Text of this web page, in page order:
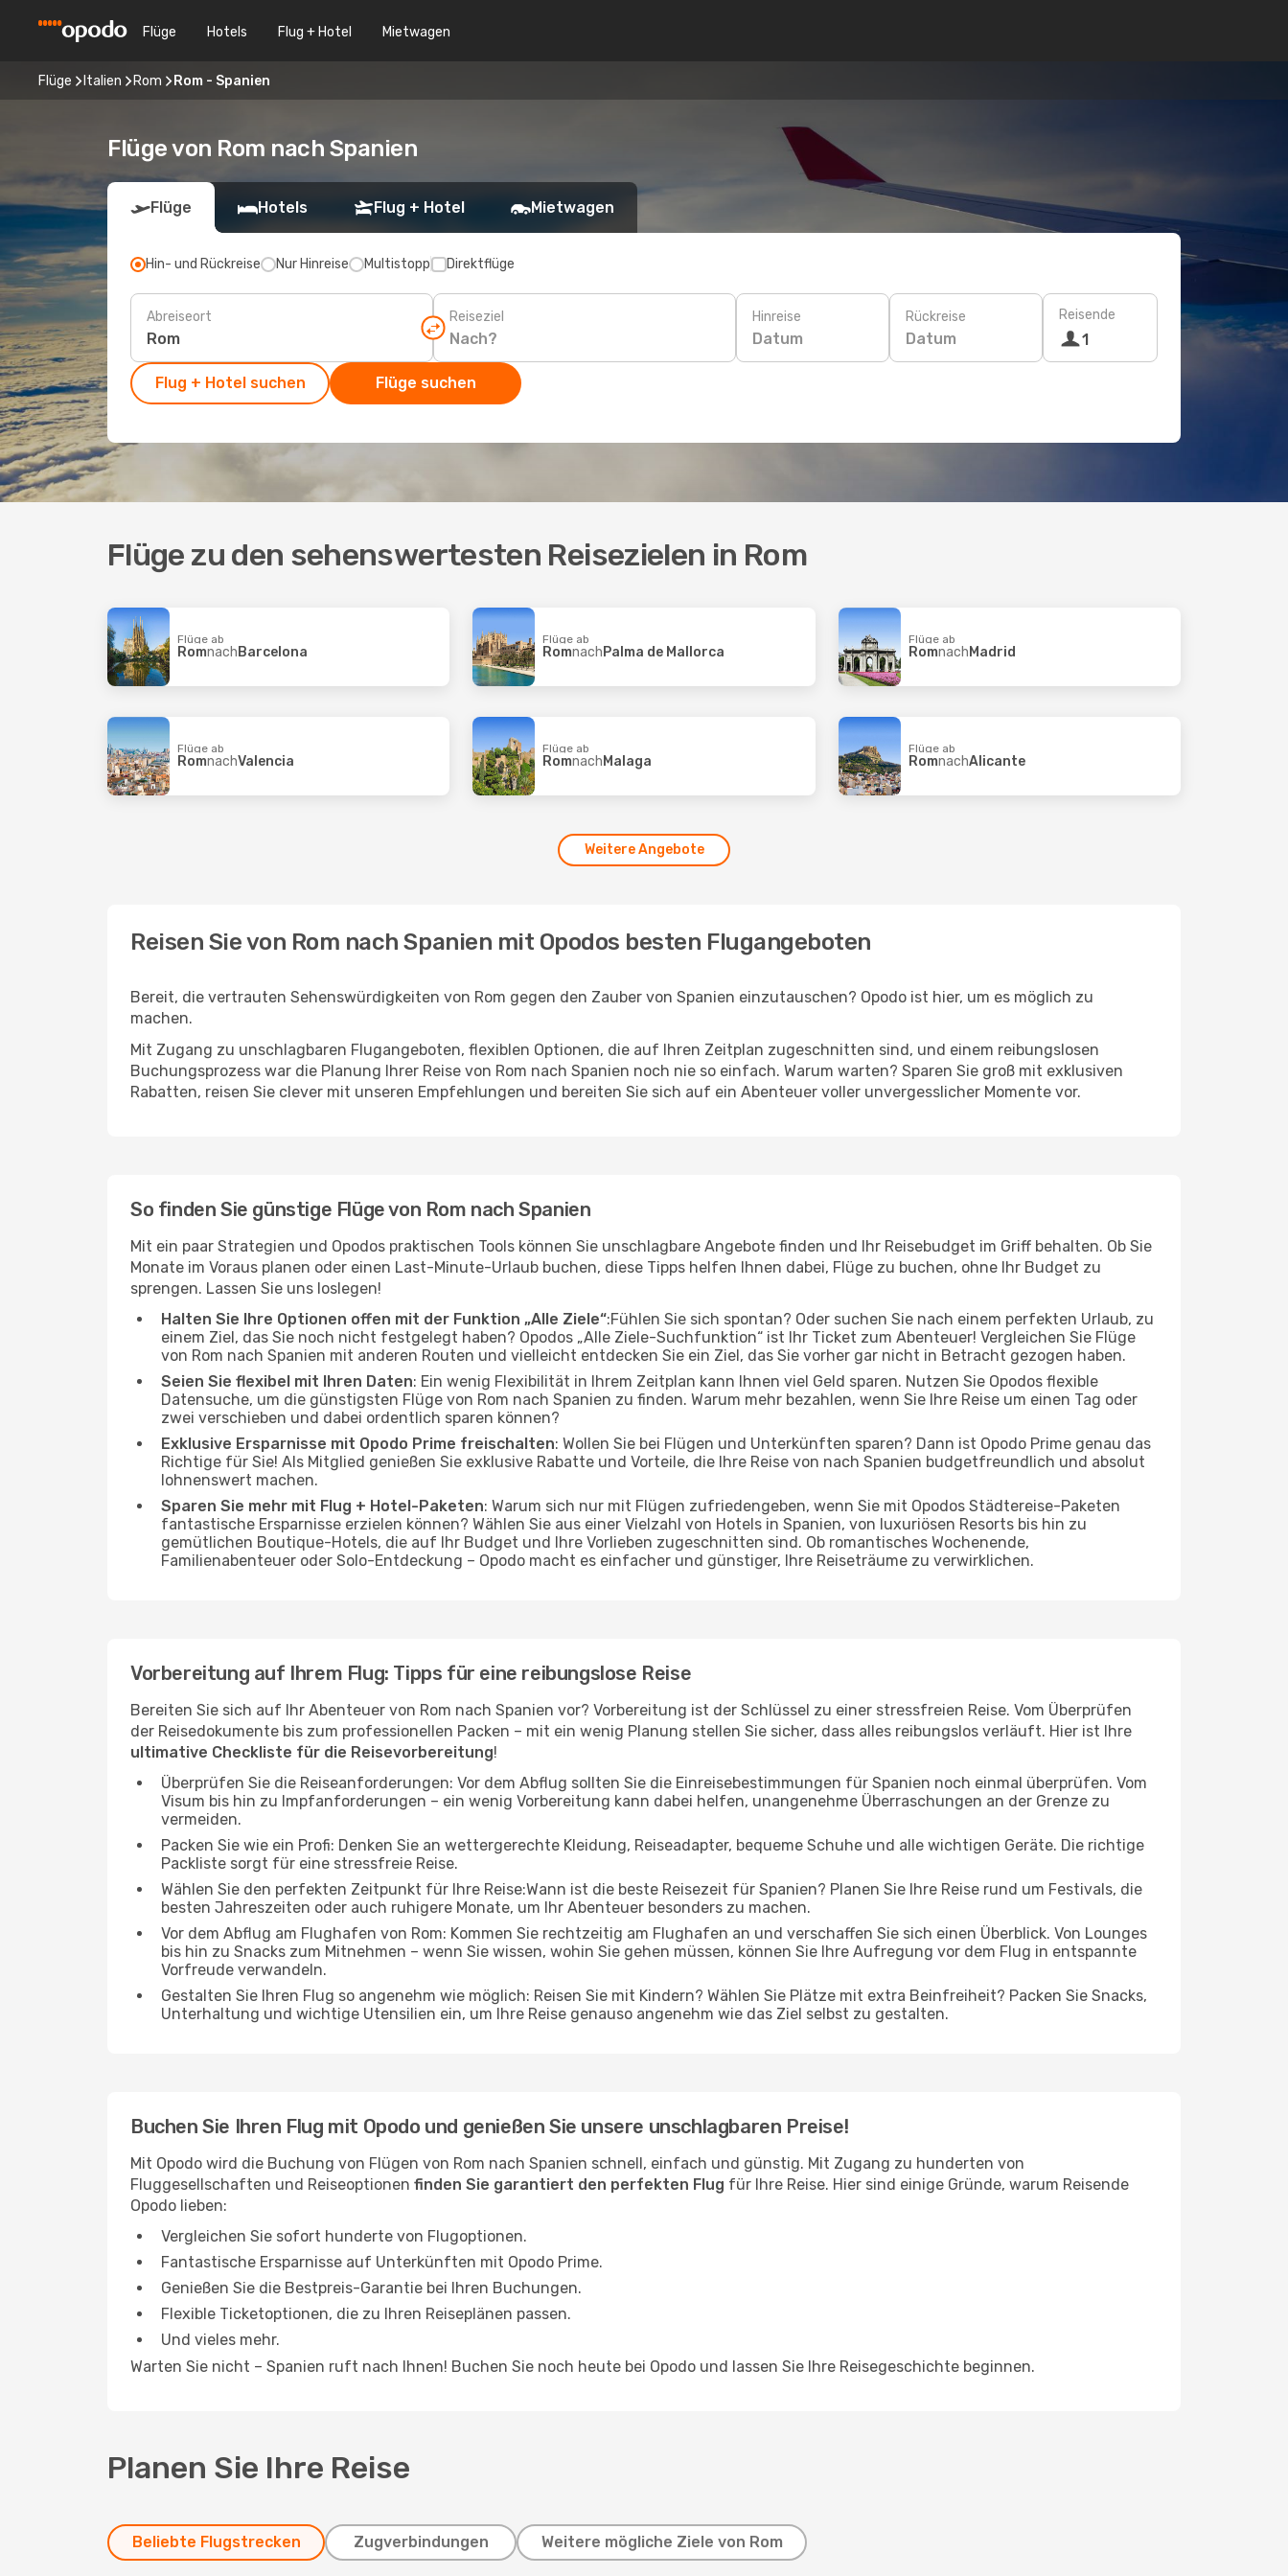
Flüge Hotels Flug + Hotel Mietwagen
Flüge Italien Rom Rom - Spanien
Flüge von Rom nach Spanien
Flüge Hotels Flug + Hotel Mietwagen
Hin- und Rückreise Nur Hinreise Multistopp Direktflüge
Abreiseort Reiseziel Hinreise
Datum
Rückreise
Datum
Reisende
1
Flug + Hotel suchen Flüge suchen
Flüge zu den sehenswertesten Reisezielen in Rom
Flüge ab
Romnach Barcelona
Flüge ab
RomnachPalma de Mallorca
Flüge ab
RomnachMadrid
Flüge ab
RomnachValencia
Flüge ab
RomnachMalaga
Flüge ab
RomnachAlicante
Weitere Angebote
Reisen Sie von Rom nach Spanien mit Opodos besten Flugangeboten
Bereit, die vertrauten Sehenswürdigkeiten von Rom gegen den Zauber von Spanien einzutauschen? Opodo ist hier, um es möglich zu
machen.
Mit Zugang zu unschlagbaren Flugangeboten, flexiblen Optionen, die auf Ihren Zeitplan zugeschnitten sind, und einem reibungslosen
Buchungsprozess war die Planung Ihrer Reise von Rom nach Spanien noch nie so einfach. Warum warten? Sparen Sie groß mit exklusiven
Rabatten, reisen Sie clever mit unseren Empfehlungen und bereiten Sie sich auf ein Abenteuer voller unvergesslicher Momente vor.
So finden Sie günstige Flüge von Rom nach Spanien
Mit ein paar Strategien und Opodos praktischen Tools können Sie unschlagbare Angebote finden und Ihr Reisebudget im Griff behalten. Ob Sie
Monate im Voraus planen oder einen Last-Minute-Urlaub buchen, diese Tipps helfen Ihnen dabei, Flüge zu buchen, ohne Ihr Budget zu
sprengen. Lassen Sie uns loslegen!
Halten Sie Ihre Optionen offen mit der Funktion „Alle Ziele“:Fühlen Sie sich spontan? Oder suchen Sie nach einem perfekten Urlaub, zu
einem Ziel, das Sie noch nicht festgelegt haben? Opodos „Alle Ziele-Suchfunktion“ ist Ihr Ticket zum Abenteuer! Vergleichen Sie Flüge
von Rom nach Spanien mit anderen Routen und vielleicht entdecken Sie ein Ziel, das Sie vorher gar nicht in Betracht gezogen haben.
Seien Sie flexibel mit Ihren Daten: Ein wenig Flexibilität in Ihrem Zeitplan kann Ihnen viel Geld sparen. Nutzen Sie Opodos flexible
Datensuche, um die günstigsten Flüge von Rom nach Spanien zu finden. Warum mehr bezahlen, wenn Sie Ihre Reise um einen Tag oder
zwei verschieben und dabei ordentlich sparen können?
Exklusive Ersparnisse mit Opodo Prime freischalten: Wollen Sie bei Flügen und Unterkünften sparen? Dann ist Opodo Prime genau das
Richtige für Sie! Als Mitglied genießen Sie exklusive Rabatte und Vorteile, die Ihre Reise von nach Spanien budgetfreundlich und absolut
lohnenswert machen.
Sparen Sie mehr mit Flug + Hotel-Paketen: Warum sich nur mit Flügen zufriedengeben, wenn Sie mit Opodos Städtereise-Paketen
fantastische Ersparnisse erzielen können? Wählen Sie aus einer Vielzahl von Hotels in Spanien, von luxuriösen Resorts bis hin zu
gemütlichen Boutique-Hotels, die auf Ihr Budget und Ihre Vorlieben zugeschnitten sind. Ob romantisches Wochenende,
Familienabenteuer oder Solo-Entdeckung – Opodo macht es einfacher und günstiger, Ihre Reiseträume zu verwirklichen.
Vorbereitung auf Ihrem Flug: Tipps für eine reibungslose Reise
Bereiten Sie sich auf Ihr Abenteuer von Rom nach Spanien vor? Vorbereitung ist der Schlüssel zu einer stressfreien Reise. Vom Überprüfen
der Reisedokumente bis zum professionellen Packen – mit ein wenig Planung stellen Sie sicher, dass alles reibungslos verläuft. Hier ist Ihre
ultimative Checkliste für die Reisevorbereitung!
Überprüfen Sie die Reiseanforderungen: Vor dem Abflug sollten Sie die Einreisebestimmungen für Spanien noch einmal überprüfen. Vom
Visum bis hin zu Impfanforderungen – ein wenig Vorbereitung kann dabei helfen, unangenehme Überraschungen an der Grenze zu
vermeiden.
Packen Sie wie ein Profi: Denken Sie an wettergerechte Kleidung, Reiseadapter, bequeme Schuhe und alle wichtigen Geräte. Die richtige
Packliste sorgt für eine stressfreie Reise.
Wählen Sie den perfekten Zeitpunkt für Ihre Reise:Wann ist die beste Reisezeit für Spanien? Planen Sie Ihre Reise rund um Festivals, die
besten Jahreszeiten oder auch ruhigere Monate, um Ihr Abenteuer besonders zu machen.
Vor dem Abflug am Flughafen von Rom: Kommen Sie rechtzeitig am Flughafen an und verschaffen Sie sich einen Überblick. Von Lounges
bis hin zu Snacks zum Mitnehmen – wenn Sie wissen, wohin Sie gehen müssen, können Sie Ihre Aufregung vor dem Flug in entspannte
Vorfreude verwandeln.
Gestalten Sie Ihren Flug so angenehm wie möglich: Reisen Sie mit Kindern? Wählen Sie Plätze mit extra Beinfreiheit? Packen Sie Snacks,
Unterhaltung und wichtige Utensilien ein, um Ihre Reise genauso angenehm wie das Ziel selbst zu gestalten.
Buchen Sie Ihren Flug mit Opodo und genießen Sie unsere unschlagbaren Preise!
Mit Opodo wird die Buchung von Flügen von Rom nach Spanien schnell, einfach und günstig. Mit Zugang zu hunderten von
Fluggesellschaften und Reiseoptionen finden Sie garantiert den perfekten Flug für Ihre Reise. Hier sind einige Gründe, warum Reisende
Opodo lieben:
Vergleichen Sie sofort hunderte von Flugoptionen.
Fantastische Ersparnisse auf Unterkünften mit Opodo Prime.
Genießen Sie die Bestpreis-Garantie bei Ihren Buchungen.
Flexible Ticketoptionen, die zu Ihren Reiseplänen passen.
Und vieles mehr.
Warten Sie nicht – Spanien ruft nach Ihnen! Buchen Sie noch heute bei Opodo und lassen Sie Ihre Reisegeschichte beginnen.
Planen Sie Ihre Reise
Beliebte Flugstrecken Zugverbindungen Weitere mögliche Ziele von Rom